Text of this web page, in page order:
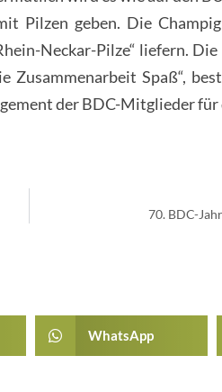
Pilzen geben. Die
Neckar-Pilze“ liefern.
Zusammenarbeit Spaß“,
der BDC-Mitglieder für
70. BDC-
WhatsApp